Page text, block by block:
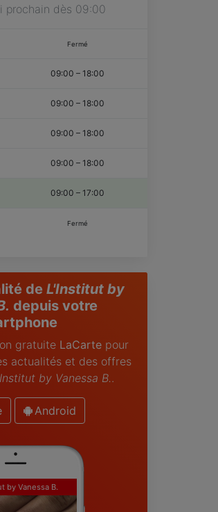
prochain dès 09:00
Fermé
09:00 – 18:00
09:00 – 18:00
09:00 – 18:00
09:00 – 18:00
09:00 – 17:00
Fermé
de L'Institut by
depuis votre
gratuite LaCartepour
actualités et des offres
by Vanessa B. .
Android
by Vanessa B.